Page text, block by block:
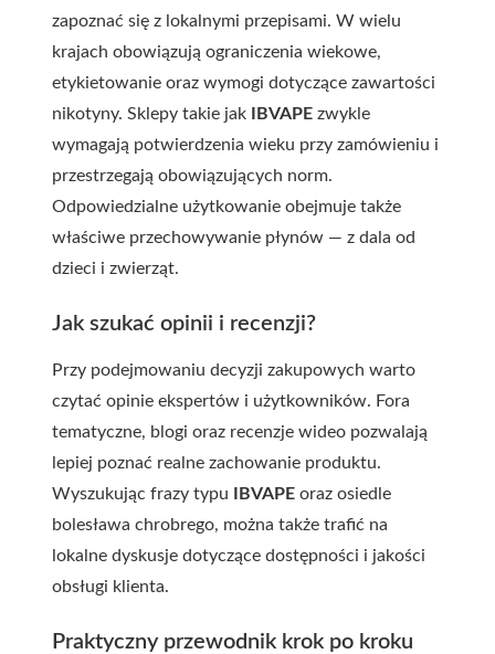
zapoznać się z lokalnymi przepisami. W wielu
krajach obowiązują ograniczenia wiekowe,
etykietowanie oraz wymogi dotyczące zawartości
nikotyny. Sklepy takie jak
IBVAPE zwykle
wymagają potwierdzenia wieku przy zamówieniu i
przestrzegają obowiązujących norm.
Odpowiedzialne użytkowanie obejmuje także
właściwe przechowywanie płynów — z dala od
dzieci i zwierząt.
Jak szukać opinii i recenzji?
Przy podejmowaniu decyzji zakupowych warto
czytać opinie ekspertów i użytkowników. Fora
tematyczne, blogi oraz recenzje wideo pozwalają
lepiej poznać realne zachowanie produktu.
Wyszukując frazy typu
IBVAPE oraz osiedle
bolesława chrobrego, można także trafić na
lokalne dyskusje dotyczące dostępności i jakości
obsługi klienta.
Praktyczny przewodnik krok po kroku